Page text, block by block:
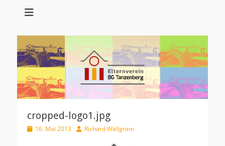
Tanzenberg
cropped-logo1.jpg
Veröffentlicht
16. Mai 2013 AutorRichard Wallgram